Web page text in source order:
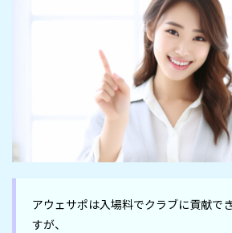
アウェサポは入場料でクラブに貢献で
すが、